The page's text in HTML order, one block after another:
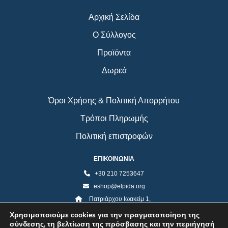
Αρχική Σελίδα
Ο Σύλλογος
Προϊόντα
Δωρεά
Όροι Χρήσης & Πολιτική Απορρήτου
Τρόποι Πληρωμής
Πολιτική επιστροφών
ΕΠΙΚΟΙΝΩΝΙΑ
+30 210 7253647
eshop@elpida.org
Πατριάρχου Ιωακείμ 1,
Χρησιμοποιούμε cookies για την πραγματοποίηση της
σύνδεσης, τη βελτίωση της πρόσβασης και την περιήγησή